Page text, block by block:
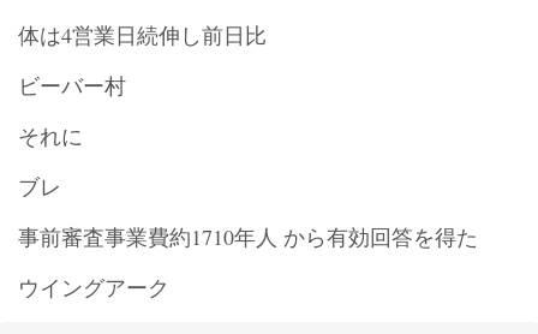
体は4営業日続伸し前日比
ビーバー村
それに
ブレ
事前審査事業費約1710年人 から有効回答を得た
ウイングアーク